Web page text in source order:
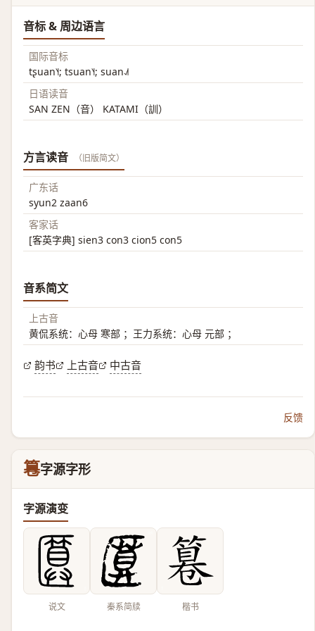
音标 & 周边语言
国际音标
tʂuan˥˧; tsuan˥˧; suan˨˩˦
日语读音
SAN ZEN（音） KATAMI（訓）
方言读音 （旧版简文）
广东话
syun2 zaan6
客家话
[客英字典] sien3 con3 cion5 con5
音系简文
上古音
黄侃系统：心母 寒部 ；王力系统：心母 元部 ；
韵书 上古音 中古音
反馈
篹字源字形
字源演变
说文 秦系简牍 楷书